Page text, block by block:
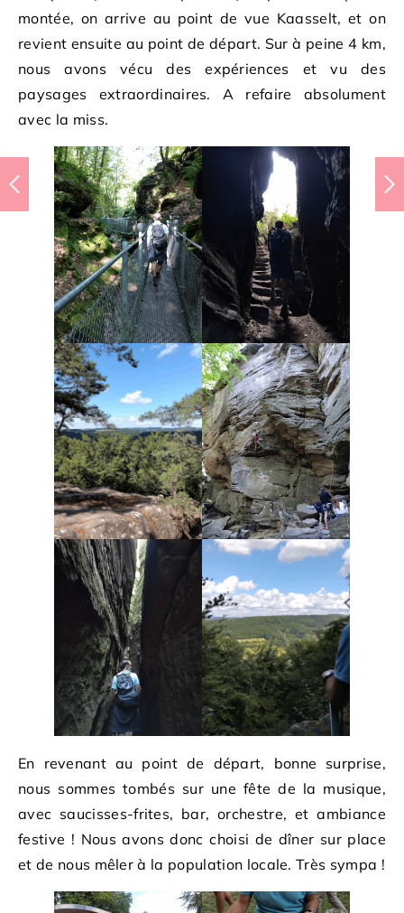
montée, on arrive au point de vue Kaasselt, et on
revient ensuite au point de départ. Sur à peine 4 km,
nous avons vécu des expériences et vu des
paysages extraordinaires. A refaire absolument
avec la miss.
En revenant au point de départ, bonne surprise,
nous sommes tombés sur une fête de la musique,
avec saucisses-frites, bar, orchestre, et ambiance
festive ! Nous avons donc choisi de dîner sur place
et de nous mêler à la population locale. Très sympa !